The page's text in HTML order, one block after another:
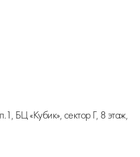
БЦ «Кубик», сектор Г, 8 этаж,